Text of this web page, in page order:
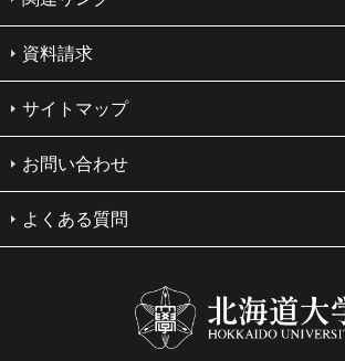
資料請求
サイトマップ
お問い合わせ
よくある質問